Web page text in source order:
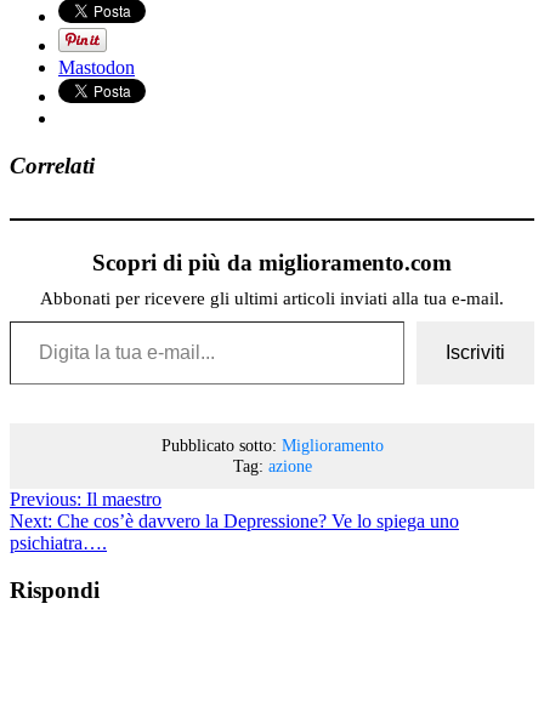
Mastodon
Correlati
Scopri di più da miglioramento.com
Abbonati per ricevere gli ultimi articoli inviati alla tua e-mail.
Digita la tua e-mail...
Iscriviti
Pubblicato sotto: Miglioramento
Tag: azione
Previous: Il maestro
Next: Che cos’è davvero la Depressione? Ve lo spiega uno
psichiatra….
Rispondi